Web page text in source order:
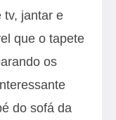
tv, jantar e
que o tapete
os
do sofá da